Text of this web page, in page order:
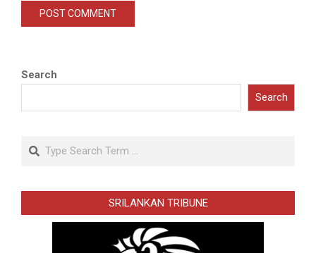
Search
Search
Search
SRILANKAN TRIBUNE